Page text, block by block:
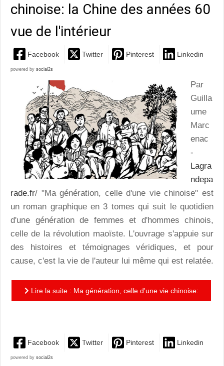
chinoise: la Chine des années 60
vue de l'intérieur
Facebook Twitter Pinterest Linkedin
powered by social2s
Par
Guilla
ume
Marc
enac
-
Lagra
ndepa
rade.fr/ "Ma génération, celle d'une vie chinoise" est
un roman graphique en 3 tomes qui suit le quotidien
d'une génération de femmes et d'hommes chinois,
celle de la révolution maoïste. L'ouvrage s'appuie sur
des histoires et témoignages véridiques, et pour
cause, c'est la vie de l'auteur lui même qui est relatée.
Lire la suite : Ma génération, celle d'une vie chinoise:
Facebook Twitter Pinterest Linkedin
powered by social2s